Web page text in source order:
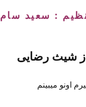
: سعید سام
شیث رضایی
اونو میبینم